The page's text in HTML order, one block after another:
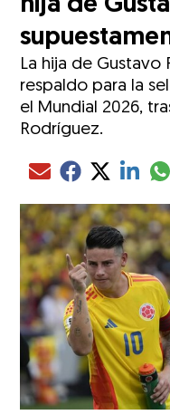
hija de
La hija de
respaldo para la
el Mundial 2026,
Rodríguez.
Compartir el artículo
Compartir el
Compartir el